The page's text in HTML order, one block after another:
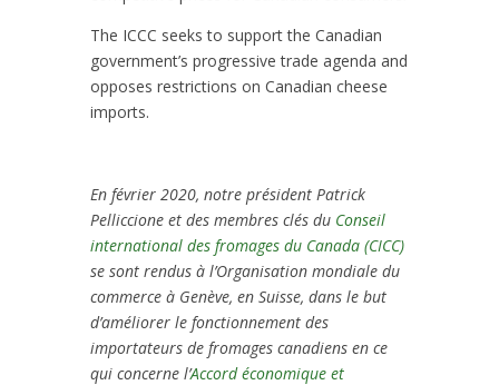
The ICCC seeks to support the Canadian
government’s progressive trade agenda and
opposes restrictions on Canadian cheese
imports.
En février 2020, notre président Patrick
Pelliccione et des membres clés du Conseil
international des fromages du Canada (CICC)
se sont rendus à l’Organisation mondiale du
commerce à Genève, en Suisse, dans le but
d’améliorer le fonctionnement des
importateurs de fromages canadiens en ce
qui concerne l’Accord économique et